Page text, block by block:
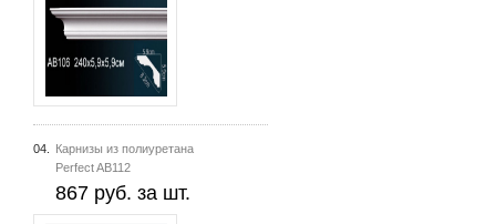
04.
Карнизы из полиуретана
Perfect AB112
867 руб. за шт.